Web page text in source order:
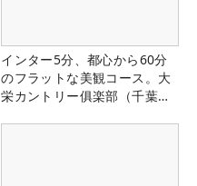
インター5分、都心から60分
のフラットな美観コース。大
栄カントリー俱楽部（千葉